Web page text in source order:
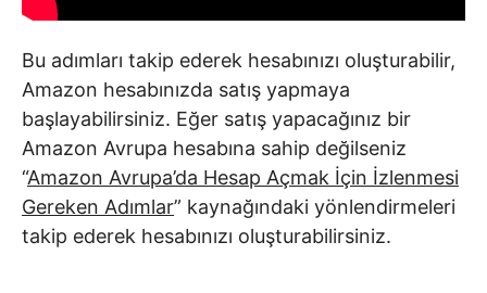
Bu adımları takip ederek hesabınızı oluşturabilir,
Amazon hesabınızda satış yapmaya
başlayabilirsiniz. Eğer satış yapacağınız bir
Amazon Avrupa hesabına sahip değilseniz
“Amazon Avrupa’da Hesap Açmak İçin İzlenmesi
Gereken Adımlar” kaynağındaki yönlendirmeleri
takip ederek hesabınızı oluşturabilirsiniz.